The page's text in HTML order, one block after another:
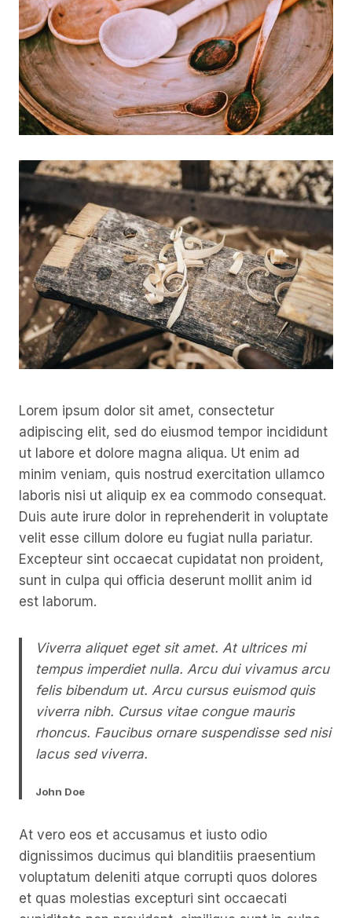
Lorem ipsum dolor sit amet, consectetur
adipiscing elit, sed do eiusmod tempor incididunt
ut labore et dolore magna aliqua. Ut enim ad
minim veniam, quis nostrud exercitation ullamco
laboris nisi ut aliquip ex ea commodo consequat.
Duis aute irure dolor in reprehenderit in voluptate
velit esse cillum dolore eu fugiat nulla pariatur.
Excepteur sint occaecat cupidatat non proident,
sunt in culpa qui officia deserunt mollit anim id
est laborum.
Viverra aliquet eget sit amet. At ultrices mi
tempus imperdiet nulla. Arcu dui vivamus arcu
felis bibendum ut. Arcu cursus euismod quis
viverra nibh. Cursus vitae congue mauris
rhoncus. Faucibus ornare suspendisse sed nisi
lacus sed viverra.
John Doe
At vero eos et accusamus et iusto odio
dignissimos ducimus qui blanditiis praesentium
voluptatum deleniti atque corrupti quos dolores
et quas molestias excepturi sint occaecati